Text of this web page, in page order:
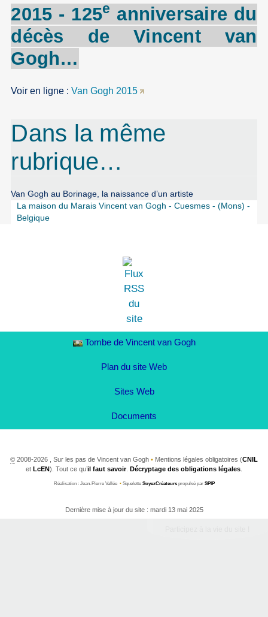
2015 - 125e anniversaire du
décès deVincentvan
Gogh…
Voir en ligne :Van Gogh 2015
Dans la même
rubrique…
Van Gogh au Borinage, la naissance d’un artiste
La maison du Marais Vincent van Gogh - Cuesmes - (Mons) -
Belgique
Tombe de Vincent van Gogh
Plan du site Web
Sites Web
Documents
© 2008-2026 , Sur les pas de Vincent van Gogh • Mentions légales obligatoires (CNIL
et LcEN). Tout ce qu’il faut savoir. Décryptage des obligations légales
Réalisation : Jean-Pierre Vallée •Squelette SoyezCréateurspropulsé par SPIP
Dernière mise à jour du site : mardi 13 mai 2025